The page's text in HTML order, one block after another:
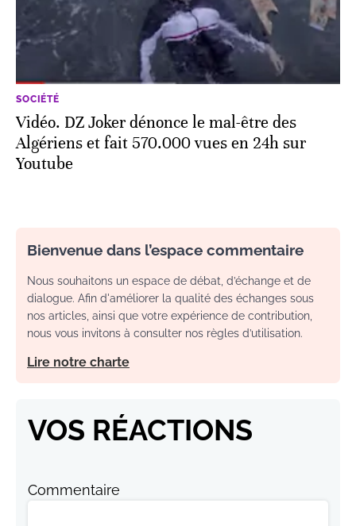
SOCIÉTÉ
Vidéo. DZ Joker dénonce le mal-être des
Algériens et fait 570.000 vues en 24h sur
Youtube
Bienvenue dans l’espace commentaire
Nous souhaitons un espace de débat, d’échange et de
dialogue. Afin d'améliorer la qualité des échanges sous
nos articles, ainsi que votre expérience de contribution,
nous vous invitons à consulter nos règles d’utilisation.
Lire notre charte
VOS RÉACTIONS
Commentaire